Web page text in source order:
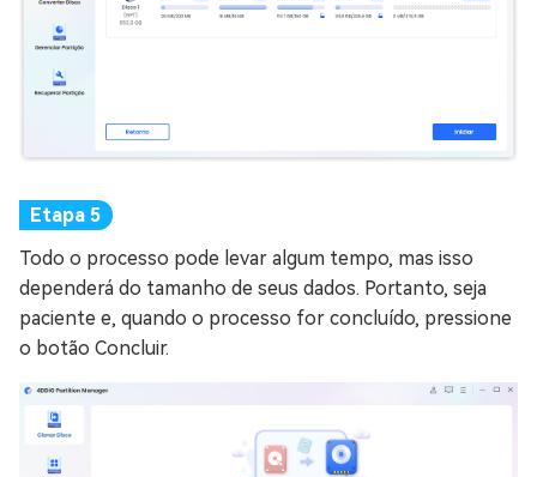
Todo o processo pode levar algum tempo, mas isso
dependerá do tamanho de seus dados. Portanto, seja
paciente e, quando o processo for concluído, pressione
o botão Concluir.